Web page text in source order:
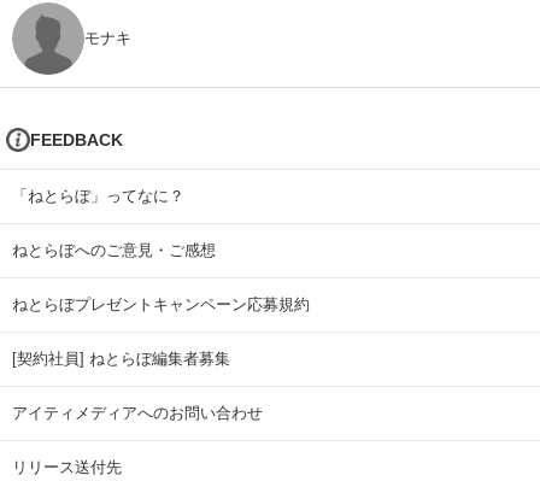
モナキ
FEEDBACK
「ねとらぼ」ってなに？
ねとらぼへのご意見・ご感想
ねとらぼプレゼントキャンペーン応募規約
[契約社員] ねとらぼ編集者募集
アイティメディアへのお問い合わせ
リリース送付先